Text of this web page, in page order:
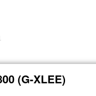
(G-XLEE)